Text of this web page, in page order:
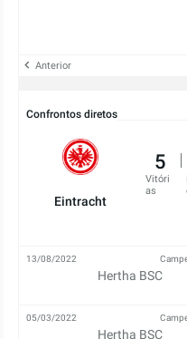
Anterior
Confrontos diretos
Eintracht
5
Vitóri
as
Hertha BSC
13/08/2022
Hertha BSC
05/03/2022